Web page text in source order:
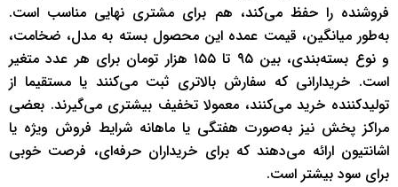
فروشنده را حفظ می‌کند، هم برای مشتری نهایی مناسب است.
به‌طور میانگین، قیمت عمده این محصول بسته به مدل، ضخامت،
و نوع بسته‌بندی، بین ۹۵ تا ۱۵۵ هزار تومان برای هر عدد متغیر
است. خریدارانی که سفارش بالاتری ثبت می‌کنند یا مستقیما از
تولیدکننده خرید می‌کنند، معمولا تخفیف بیشتری می‌گیرند. بعضی
مراکز پخش نیز به‌صورت هفتگی یا ماهانه شرایط فروش ویژه یا
اشانتیون ارائه می‌دهند که برای خریداران حرفه‌ای، فرصت خوبی
برای سود بیشتر است.